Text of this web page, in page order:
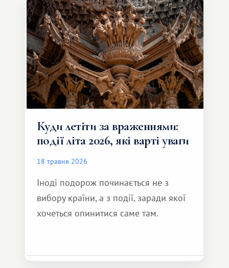
який здатний подарувати зовсім
інший формат подорожі.
Куди летіти за враженнями:
події літа 2026, які варті уваги
18 травня 2026
Іноді подорож починається не з
вибору країни, а з події, заради якої
хочеться опинитися саме там.